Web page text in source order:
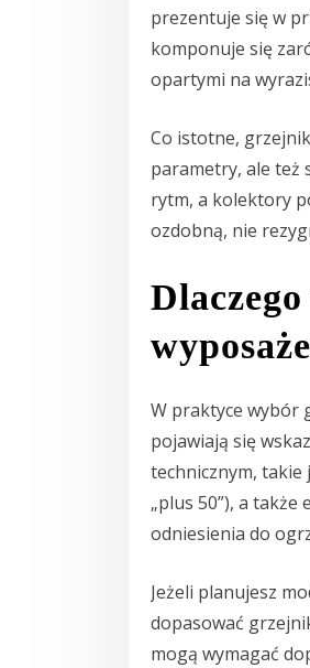
prezentuje się w
komponuje się
opartymi na
Co istotne,
parametry, ale też
rytm, a kolektory
ozdobną, nie
W praktyce wybór
pojawiają się
technicznym, takie
„plus 50”), a
odniesienia do
Jeżeli planujesz
dopasować
mogą wymagać